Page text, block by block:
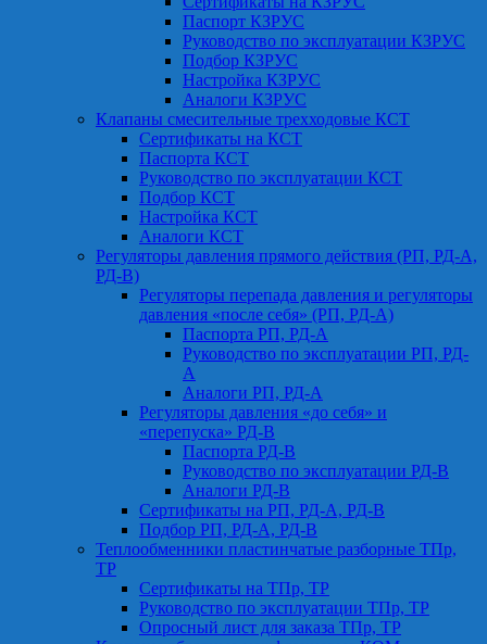
Паспорт КЗРУС
Руководство по эксплуатации КЗРУС
Подбор КЗРУС
Настройка КЗРУС
Аналоги КЗРУС
Клапаны смесительные трехходовые КСТ
Сертификаты на КСТ
Паспорта КСТ
Руководство по эксплуатации КСТ
Подбор КСТ
Настройка КСТ
Аналоги КСТ
Регуляторы давления прямого действия (РП, РД-А,
РД-В)
Регуляторы перепада давления и регуляторы
давления «после себя» (РП, РД-А)
Паспорта РП, РД-А
Руководство по эксплуатации РП, РД-
А
Аналоги РП, РД-А
Регуляторы давления «до себя» и
«перепуска» РД-В
Паспорта РД-В
Руководство по эксплуатации РД-В
Аналоги РД-В
Сертификаты на РП, РД-А, РД-В
Подбор РП, РД-А, РД-В
Теплообменники пластинчатые разборные ТПр,
ТР
Сертификаты на ТПр, ТР
Руководство по эксплуатации ТПр, ТР
Опросный лист для заказа ТПр, ТР